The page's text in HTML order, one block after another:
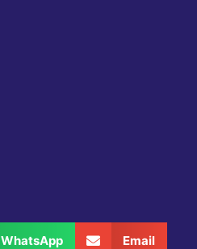
WhatsApp Email